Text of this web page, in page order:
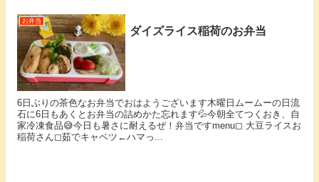
お弁当
ダイズライス稲荷のお弁当
6日ぶりの茶色なお弁当でおはようございます木曜日ムームーの日⁡流
石に6日もあくとお弁当の詰めかた忘れます💦今朝全てつくおき、自
家冷凍食品😅⁡今日も暑さに耐えるぜ！弁当です⁡menu◻︎ 大豆ライスお
稲荷さん◻︎茹でキャベツ←ハマっ...